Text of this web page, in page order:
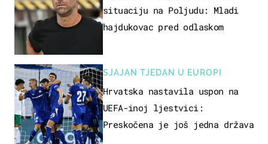
situaciju na Poljudu: Mladi
hajdukovac pred odlaskom
SJAJAN TJEDAN U EUROPI
Hrvatska nastavila uspon na
UEFA-inoj ljestvici:
Preskočena je još jedna država